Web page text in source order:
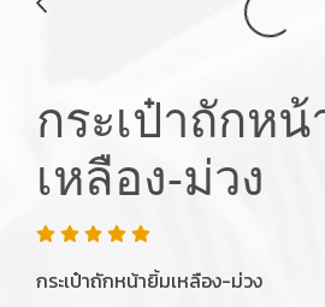
กระเป๋าถักหน้
เหลือง-ม่วง
กระเป๋าถักหน้ายิ้มเหลือง-ม่วง